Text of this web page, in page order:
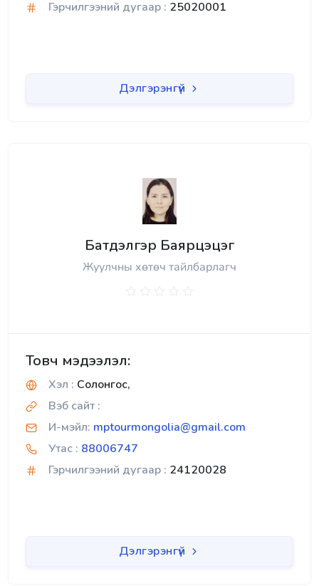
Гэрчилгээний дугаар : 25020001
Дэлгэрэнгүй
Батдэлгэр Баярцэцэг
Жуулчны хөтөч тайлбарлагч
Товч мэдээлэл:
Хэл : Солонгос,
Вэб сайт :
И-мэйл: mptourmongolia@gmail.com
Утас : 88006747
Гэрчилгээний дугаар : 24120028
Дэлгэрэнгүй